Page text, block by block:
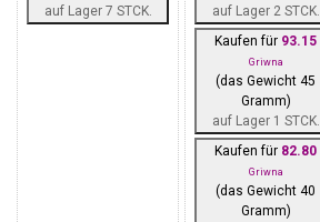
auf Lager 7 STCK.
auf Lager 2 STCK.
Kaufen für 93.15
Griwna
(das Gewicht 45
Gramm)
auf Lager 1 STCK.
Kaufen für 82.80
Griwna
(das Gewicht 40
Gramm)